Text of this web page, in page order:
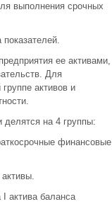
выполнения срочных
ее активами,
Для
активов и
делятся на 4 группы:
финансовые
актива баланса